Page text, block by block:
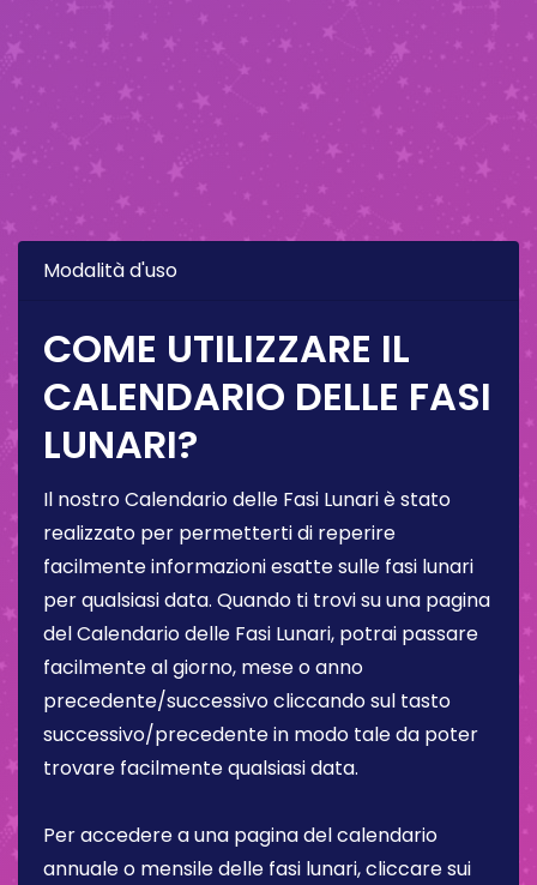
Modalità d'uso
COME UTILIZZARE IL
CALENDARIO DELLE FASI
LUNARI?
Il nostro Calendario delle Fasi Lunari è stato
realizzato per permetterti di reperire
facilmente informazioni esatte sulle fasi lunari
per qualsiasi data. Quando ti trovi su una pagina
del Calendario delle Fasi Lunari, potrai passare
facilmente al giorno, mese o anno
precedente/successivo cliccando sul tasto
successivo/precedente in modo tale da poter
trovare facilmente qualsiasi data.
Per accedere a una pagina del calendario
annuale o mensile delle fasi lunari, cliccare sui